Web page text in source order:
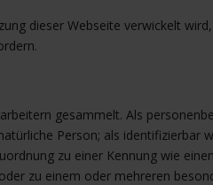
dieser Webseite verwickelt
gesammelt. Als
Person; als identifizierbar
zu einer Kennung wie
zu einem oder mehreren